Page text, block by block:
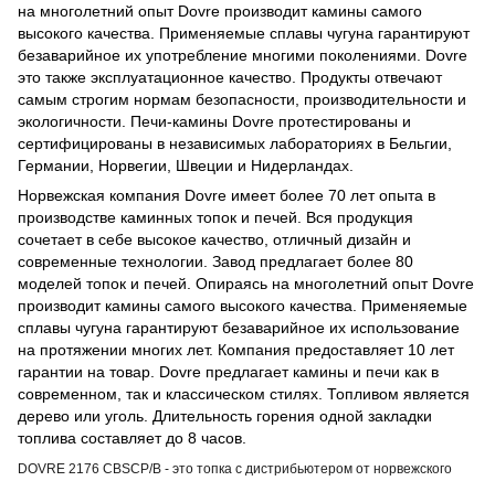
на многолетний опыт Dovre производит камины самого
высокого качества. Применяемые сплавы чугуна гарантируют
безаварийное их употребление многими поколениями. Dovre
это также эксплуатационное качество. Продукты отвечают
самым строгим нормам безопасности, производительности и
экологичности. Печи-камины Dovre протестированы и
сертифицированы в независимых лабораториях в Бельгии,
Германии, Норвегии, Швеции и Нидерландах.
Норвежская компания Dovre имеет более 70 лет опыта в
производстве каминных топок и печей. Вся продукция
сочетает в себе высокое качество, отличный дизайн и
современные технологии. Завод предлагает более 80
моделей топок и печей. Опираясь на многолетний опыт Dovre
производит камины самого высокого качества. Применяемые
сплавы чугуна гарантируют безаварийное их использование
на протяжении многих лет. Компания предоставляет 10 лет
гарантии на товар. Dovre предлагает камины и печи как в
современном, так и классическом стилях. Топливом является
дерево или уголь. Длительность горения одной закладки
топлива составляет до 8 часов.
DOVRE 2176 CBSCP/B - это топка с дистрибьютером от норвежского